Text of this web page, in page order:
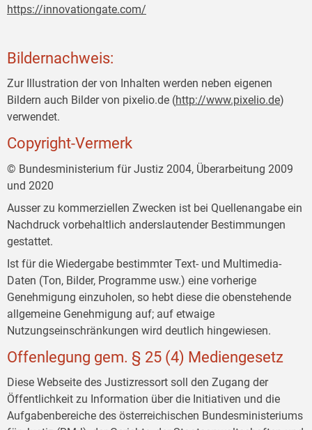
https://innovationgate.com/
Bildernachweis:
Zur Illustration der von Inhalten werden neben eigenen
Bildern auch Bilder von pixelio.de (http://www.pixelio.de)
verwendet.
Copyright-Vermerk
© Bundesministerium für Justiz 2004, Überarbeitung 2009
und 2020
Ausser zu kommerziellen Zwecken ist bei Quellenangabe ein
Nachdruck vorbehaltlich anderslautender Bestimmungen
gestattet.
Ist für die Wiedergabe bestimmter Text- und Multimedia-
Daten (Ton, Bilder, Programme usw.) eine vorherige
Genehmigung einzuholen, so hebt diese die obenstehende
allgemeine Genehmigung auf; auf etwaige
Nutzungseinschränkungen wird deutlich hingewiesen.
Offenlegung gem. § 25 (4) Mediengesetz
Diese Webseite des Justizressort soll den Zugang der
Öffentlichkeit zu Information über die Initiativen und die
Aufgabenbereiche des österreichischen Bundesministeriums